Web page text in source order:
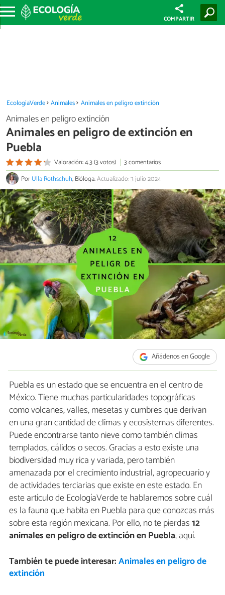
COMPARTIR
EcologíaVerde Animales Animales en peligro extinción
Animales en peligro extinción
Animales en peligro de extinción en
Puebla
Valoración: 4.3 (3 votos)
3 comentarios
PorUlla Rothschuh, Bióloga.Actualizado: 3 julio 2024
Añádenos en Google
Puebla es un estado que se encuentra en el centro de
México. Tiene muchas particularidades topográficas
como volcanes, valles, mesetas y cumbres que derivan
en una gran cantidad de climas y ecosistemas diferentes.
Puede encontrarse tanto nieve como también climas
templados, cálidos o secos. Gracias a esto existe una
biodiversidad muy rica y variada, pero también
amenazada por el crecimiento industrial, agropecuario y
de actividades terciarias que existe en este estado. En
este artículo de EcologíaVerde te hablaremos sobre cuál
es la fauna que habita en Puebla para que conozcas más
sobre esta región mexicana. Por ello, no te pierdas12
animales en peligro de extinción en Puebla, aquí.
También te puede interesar:Animales en peligro de
extinción